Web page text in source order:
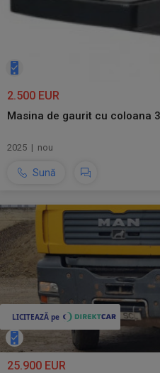
2.500 EUR
Masina de gaurit cu coloana
2025 | nou
Sună
25.900 EUR